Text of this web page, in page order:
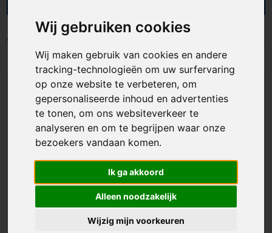
Wij gebruiken cookies
Wij maken gebruik van cookies en andere
tracking-technologieën om uw surfervaring
op onze website te verbeteren, om
gepersonaliseerde inhoud en advertenties
te tonen, om ons websiteverkeer te
analyseren en om te begrijpen waar onze
bezoekers vandaan komen.
Ik ga akkoord
Alleen noodzakelijk
Wijzig mijn voorkeuren
functionaliteit en merkzichtbaarheid slim
personeelsgeschenk of onderdeel van een
welkomstpakket. Zo geef je een bruikbaar
product weg dat jouw logo telkens opnieuw
onder de aandacht brengt.